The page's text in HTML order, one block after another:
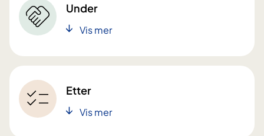
Under
Vis mer
Etter
Vis mer